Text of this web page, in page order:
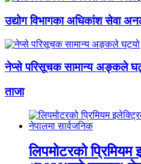
उद्योग विभागका अधिकांश सेवा
नेप्से परिसूचक सामान्य अङ्कले
ताजा
लिपमोटरको